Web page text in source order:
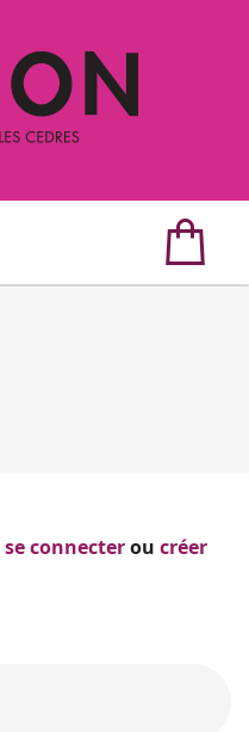
se connecterou créer